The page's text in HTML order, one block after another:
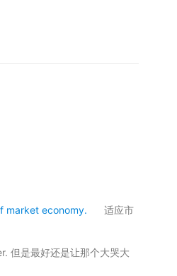
market economy.
适应市
但是最好还是让那个大哭大